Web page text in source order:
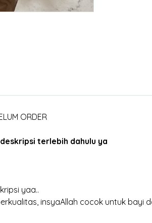
ORDER
terlebih dahulu ya
yaa..
insyaAllah cocok untuk bayi